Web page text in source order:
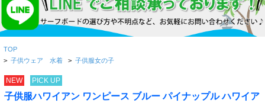
TOP
> 子供ウェア 水着 > 子供服女の子
NEW PICK UP
子供服ハワイアン ワンピース ブルー パイナップル ハワイア